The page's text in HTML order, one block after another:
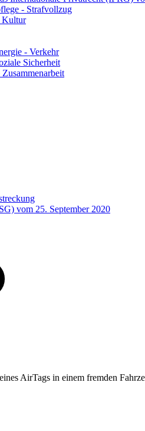
- Strafvollzug
Kultur
- Verkehr
Sicherheit
vom 25. September 2020
AirTags in einem fremden